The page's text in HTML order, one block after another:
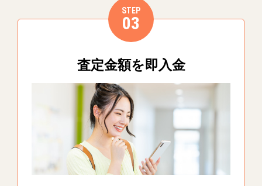
STEP
03
査定金額を即入金